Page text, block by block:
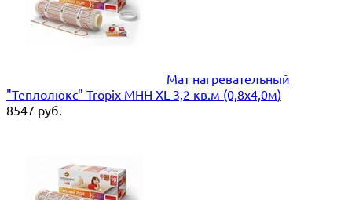
Мат нагревательный
"Теплолюкс" Tropix МНН XL 3,2 кв.м (0,8х4,0м)
8547 руб.